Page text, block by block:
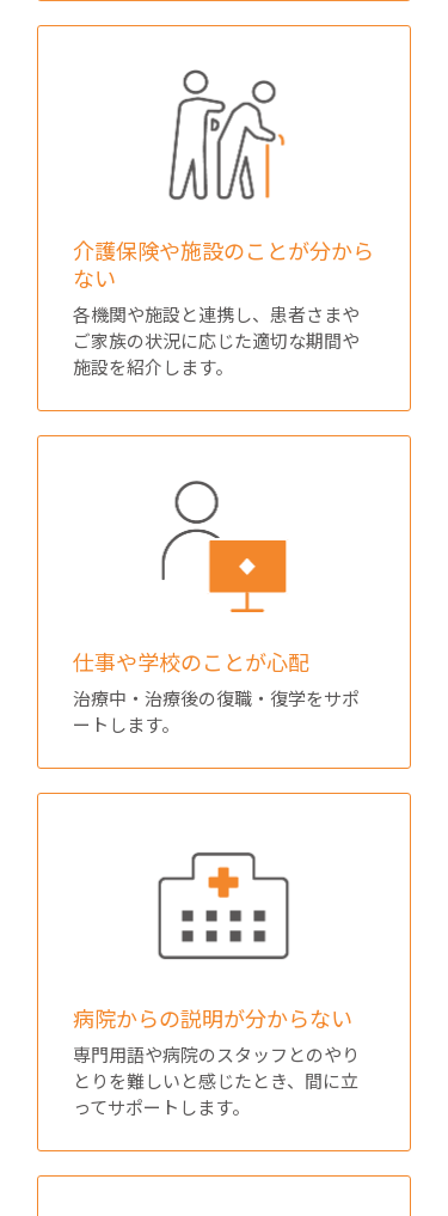
介護保険や施設のことが分から
ない
各機関や施設と連携し、患者さまや
ご家族の状況に応じた適切な期間や
施設を紹介します。
仕事や学校のことが心配
治療中・治療後の復職・復学をサポ
ートします。
病院からの説明が分からない
専門用語や病院のスタッフとのやり
とりを難しいと感じたとき、間に立
ってサポートします。